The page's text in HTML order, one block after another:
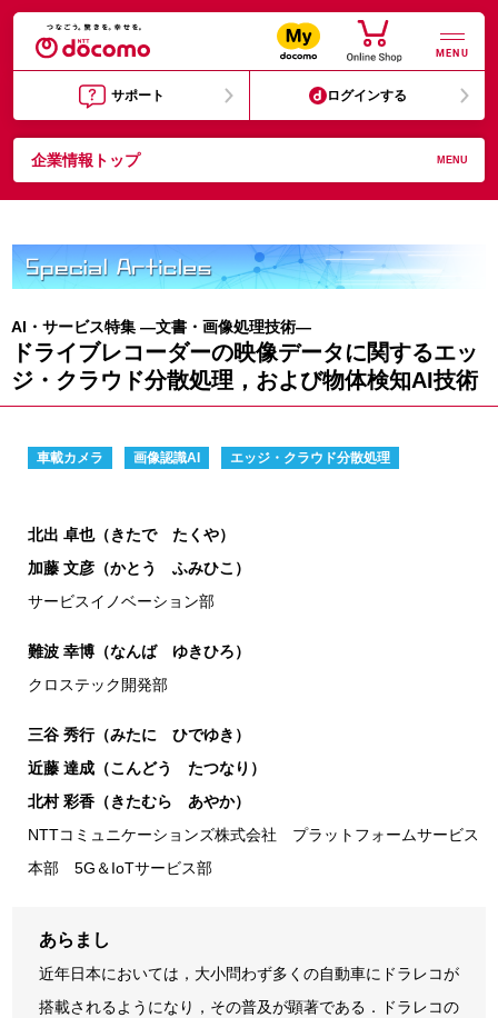
MENU
サポート ログインする
企業情報トップ MENU
AI・サービス特集 —文書・画像処理技術—
ドライブレコーダーの映像データに関するエッ
ジ・クラウド分散処理，および物体検知AI技術
車載カメラ 画像認識AI エッジ・クラウド分散処理
北出 卓也（きたで たくや）
加藤 文彦（かとう ふみひこ）
サービスイノベーション部
難波 幸博（なんば ゆきひろ）
クロステック開発部
三谷 秀行（みたに ひでゆき）
近藤 達成（こんどう たつなり）
北村 彩香（きたむら あやか）
NTTコミュニケーションズ株式会社 プラットフォームサービス
本部 5G＆IoTサービス部
あらまし
近年日本においては，大小問わず多くの自動車にドラレコが
搭載されるようになり，その普及が顕著である．ドラレコの